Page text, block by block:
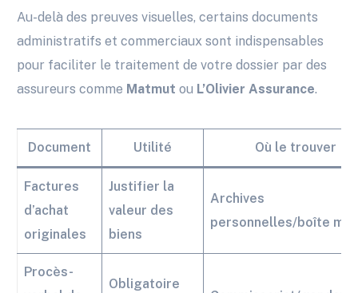
Au-delà des preuves visuelles, certains documents
administratifs et commerciaux sont indispensables
pour faciliter le traitement de votre dossier par des
assureurs comme Matmut ou L’Olivier Assurance.
Document Utilité Où le trouver
Factures
d’achat
originales
Justifier la
valeur des
biens
Archives
personnelles/boîte
Procès-
Obligatoire